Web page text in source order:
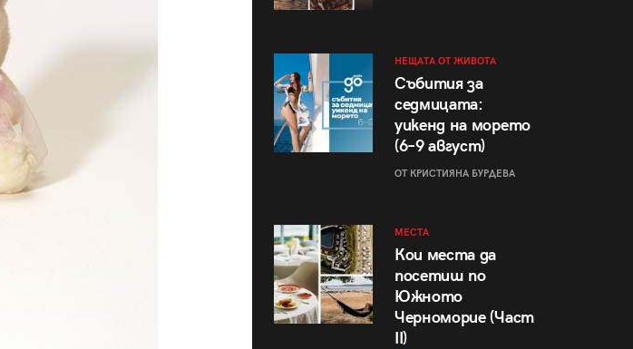
НЕЩАТА ОТ ЖИВОТА
Събития за
седмицата:
уикенд на морето
(6–9 август)
ОТ КРИСТИЯНА БУРДЕВА
МЕСТА
Кои места да
посетиш по
Южното
Черноморие (Част
II)